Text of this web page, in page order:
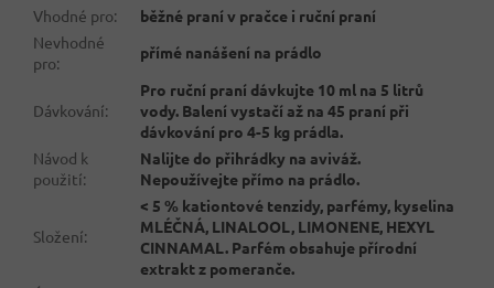
Vhodné pro:
běžné praní v pračce i ruční praní
Nevhodné
pro:
přímé nanášení na prádlo
Dávkování:
Pro ruční praní dávkujte 10 ml na 5 litrů
vody. Balení vystačí až na 45 praní při
dávkování pro 4-5 kg prádla.
Návod k
použití:
Nalijte do přihrádky na aviváž.
Nepoužívejte přímo na prádlo.
Složení:
< 5 % kationtové tenzidy, parfémy, kyselina
MLÉČNÁ, LINALOOL, LIMONENE, HEXYL
CINNAMAL. Parfém obsahuje přírodní
extrakt z pomeranče.